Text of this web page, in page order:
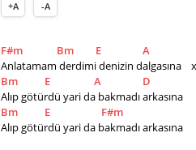
+A -A
F#m Bm E
A
Anlatamam derdimi denizin dalgasına
Bm
E A
D
Alıp götürdü yari da bakmadı arkasına
Bm
E
F#m
Alıp götürdü yari da bakmadı arkasına